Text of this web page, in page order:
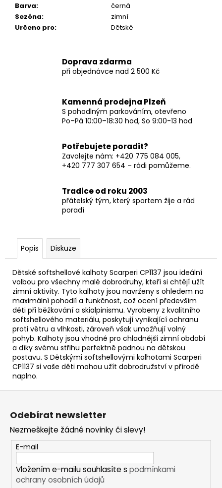
Barva:
černá
Sezóna:
zimní
Určeno pro: Dětské
Doprava zdarma
při objednávce nad 2 500 Kč
Kamenná prodejna Plzeň
S pohodlným parkováním, otevřeno
Po–Pá 10:00–18:30 hod, So 9:00-13 hod
Potřebujete poradit?
Zavolejte nám: +420 775 084 005,
+420 777 307 654 – rádi pomůžeme.
Tradice od roku 2003
přátelský tým, který sportem žije a rád
poradí
Popis Diskuze
Dětské softshellové kalhoty Scarperi CP1137 jsou ideální
volbou pro všechny malé dobrodruhy, kteří si chtějí užít
zimní aktivity. Tyto kalhoty jsou navrženy s ohledem na
maximální pohodlí a funkčnost, což ocení především
děti při běžkování a skialpinismu. Vyrobeny z kvalitního
softshellového materiálu, poskytují vynikající ochranu
proti větru a vlhkosti, zároveň však umožňují volný
pohyb. Kalhoty jsou vhodné pro chladnější zimní období
a díky svému střihu perfektně padnou na dětskou
postavu. S Dětskými softshellovými kalhotami Scarperi
CP1137 si vaše děti mohou užít dobrodružství v přírodě
naplno.
Z
Odebírat newsletter
Nezmeškejte žádné novinky či slevy!
E-mail
Vložením e-mailu souhlasíte s podmínkami
ochrany osobních údajů